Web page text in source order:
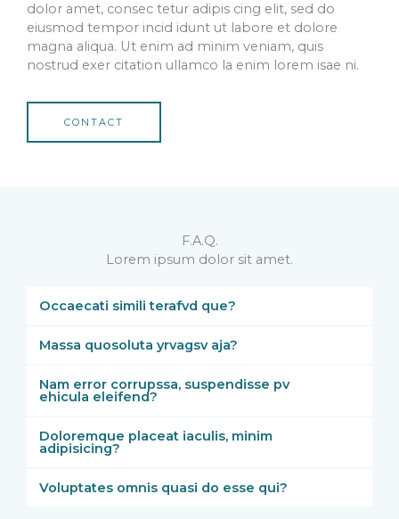
dolor amet, consec tetur adipis cing elit, sed do
eiusmod tempor incid idunt ut labore et dolore
magna aliqua. Ut enim ad minim veniam, quis
nostrud exer citation ullamco la enim lorem isae ni.
CONTACT
F.A.Q.
Lorem ipsum dolor sit amet.
Occaecati simili terafvd que?
Massa quosoluta yrvagsv aja?
Nam error corrupssa, suspendisse pv
ehicula eleifend?
Doloremque placeat iaculis, minim
adipisicing?
Voluptates omnis quasi do esse qui?